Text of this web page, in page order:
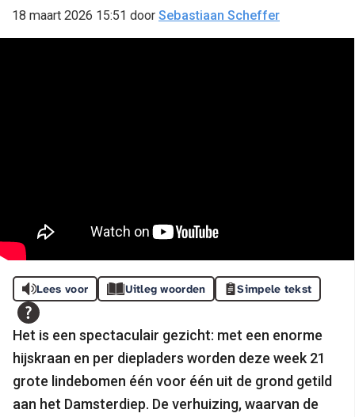
18 maart 2026 15:51 door Sebastiaan Scheffer
Lees voor Uitleg woorden Simpele tekst
Het is een spectaculair gezicht: met een enorme
hijskraan en per diepladers worden deze week 21
grote lindebomen één voor één uit de grond getild
aan het Damsterdiep. De verhuizing, waarvan de